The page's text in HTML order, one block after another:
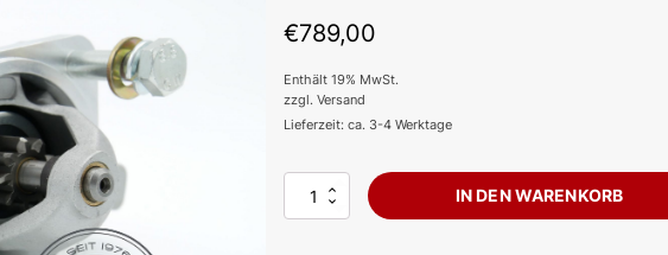
€789,00
Enthält 19% MwSt.
zzgl. Versand
Lieferzeit: ca. 3-4 Werktage
Anlasser
-
IN DEN WARENKORB